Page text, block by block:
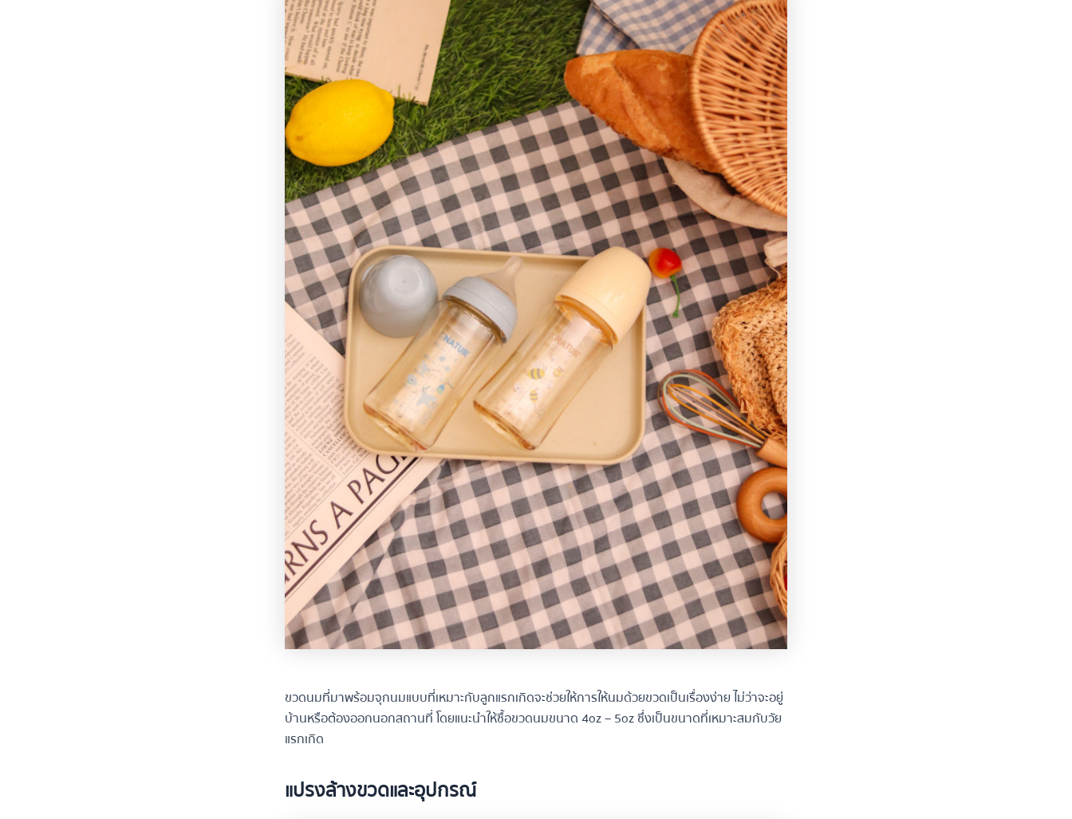
ขวดนมที่มาพร้อมจุกนมแบบที่เหมาะกับลูกแรกเกิดจะช่วยให้การให้นมด้วยขวดเป็นเรื่องง่าย ไม่ว่าจะอยู่
บ้านหรือต้องออกนอกสถานที่ โดยแนะนำให้ซื้อขวดนมขนาด 4oz – 5oz ซึ่งเป็นขนาดที่เหมาะสมกับวัย
แรกเกิด
แปรงล้างขวดและอุปกรณ์